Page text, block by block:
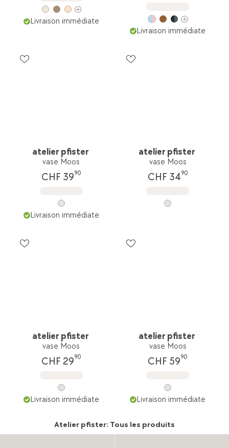
Livraison immédiate
Livraison immédiate
atelier pfister
vase Moos
CHF 3990
Livraison immédiate
atelier pfister
vase Moos
CHF 3490
atelier pfister
vase Moos
CHF 2990
Livraison immédiate
atelier pfister
vase Moos
CHF 5990
Livraison immédiate
Atelier pfister: Tous les produits